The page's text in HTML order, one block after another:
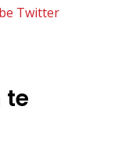
Twitter
te